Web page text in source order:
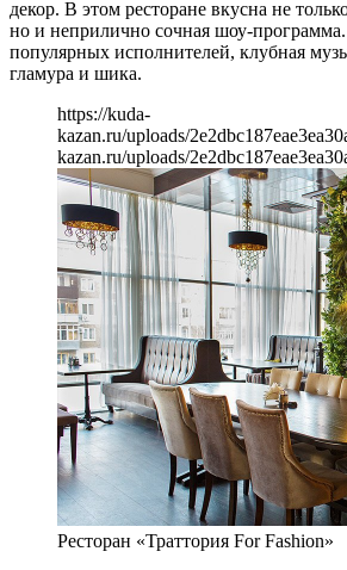
декор. В этом ресторане вкусна не
но и неприлично сочная шоу-
популярных исполнителей, клубная
гламура и шика.
https://kuda-
kazan.ru/uploads/
kazan.ru/uploads/
Ресторан «Траттория For Fashion»